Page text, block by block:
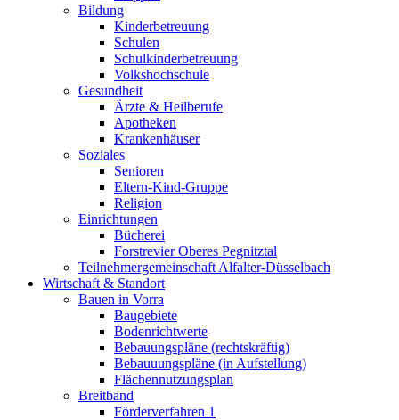
Bildung
Kinderbetreuung
Schulen
Schulkinderbetreuung
Volkshochschule
Gesundheit
Ärzte & Heilberufe
Apotheken
Krankenhäuser
Soziales
Senioren
Eltern-Kind-Gruppe
Religion
Einrichtungen
Bücherei
Forstrevier Oberes Pegnitztal
Teilnehmergemeinschaft Alfalter-Düsselbach
Wirtschaft & Standort
Bauen in Vorra
Baugebiete
Bodenrichtwerte
Bebauungspläne (rechtskräftig)
Bebauuungspläne (in Aufstellung)
Flächennutzungsplan
Breitband
Förderverfahren 1